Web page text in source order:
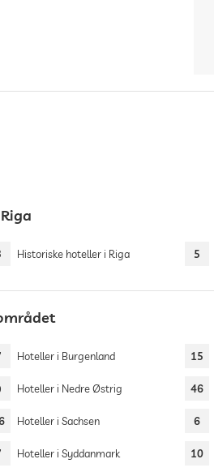
Historiske hoteller i Riga 5
Hoteller i Burgenland 15
Hoteller i Nedre Østrig 46
Hoteller i Sachsen 6
Hoteller i Syddanmark 10